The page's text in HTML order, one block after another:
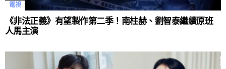
電視
《非法正義》有望製作第二季！南柱赫、劉智泰繼續原班
人馬主演